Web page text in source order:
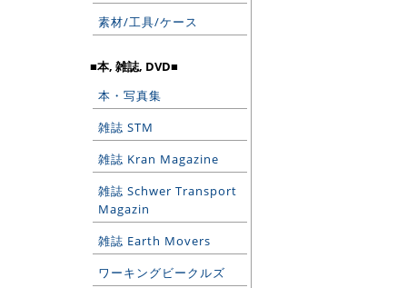
素材/工具/ケース
■本, 雑誌, DVD■
本・写真集
雑誌 STM
雑誌 Kran Magazine
雑誌 Schwer Transport
Magazin
雑誌 Earth Movers
ワーキングビークルズ